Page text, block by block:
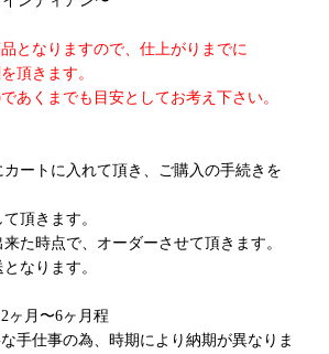
となりますので、仕上がりまでに
頂きます。
あくまでも目安としてお考え下さい。
ートに入れて頂き、ご購入の手続きを
頂きます。
た時点で、オーダーさせて頂きます。
なります。
ヶ月〜6ヶ月程
手仕事の為、時期により納期が異なりま